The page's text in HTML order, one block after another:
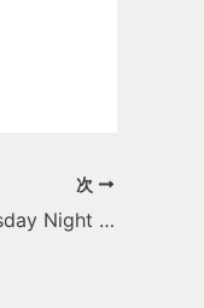
次
青野進也(Pf)×リレット(Vo)×古川次男(Gt) Wednesday Night Live